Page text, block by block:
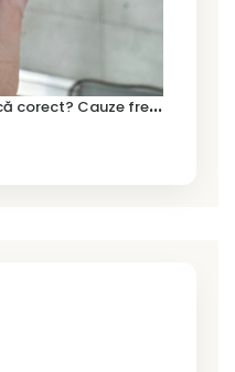
T
elefonul nu se mai încarcă corect? Cauze frecvente și soluții la service în Timișoara